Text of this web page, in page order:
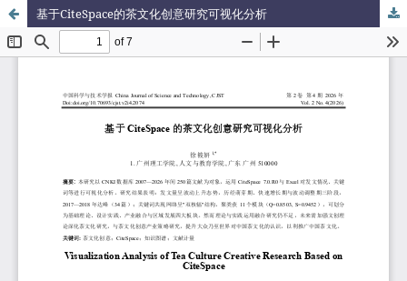
基于CiteSpace的茶文化创意研究可视化分析